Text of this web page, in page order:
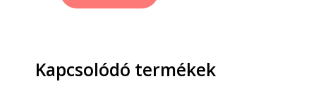
Kapcsolódó termékek